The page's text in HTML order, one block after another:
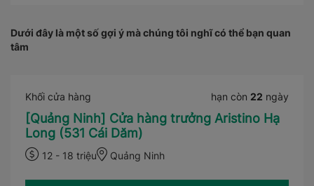
Dưới đây là một số gợi ý mà chúng tôi nghĩ có thể bạn quan
tâm
Khối cửa hàng hạn còn 22 ngày
[Quảng Ninh] Cửa hàng trưởng Aristino Hạ
Long (531 Cái Dăm)
12 - 18 triệu Quảng Ninh